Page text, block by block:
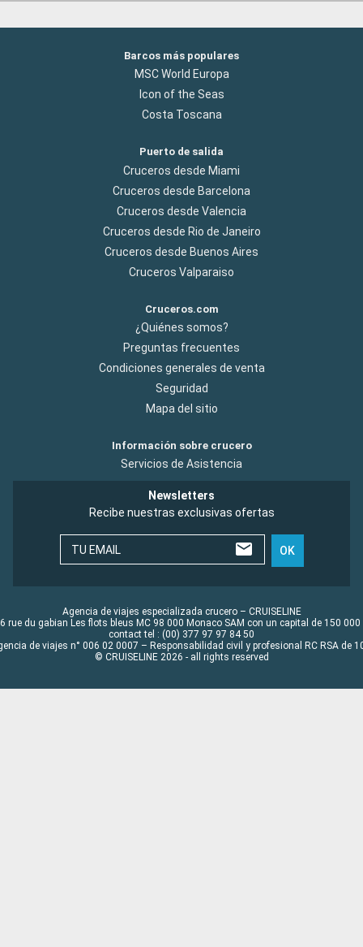
Barcos más populares
MSC World Europa
Icon of the Seas
Costa Toscana
Puerto de salida
Cruceros desde Miami
Cruceros desde Barcelona
Cruceros desde Valencia
Cruceros desde Rio de Janeiro
Cruceros desde Buenos Aires
Cruceros Valparaiso
Cruceros.com
¿Quiénes somos?
Preguntas frecuentes
Condiciones generales de venta
Seguridad
Mapa del sitio
Información sobre crucero
Servicios de Asistencia
Newsletters
Recibe nuestras exclusivas ofertas
TU EMAIL OK
Agencia de viajes especializada crucero – CRUISELINE
rue du gabian Les flots bleus MC 98 000 Monaco SAM con un capital de 150 000
contact tel : (00) 377 97 97 84 50
de viajes n° 006 02 0007 – Responsabilidad civil y profesional RC RSA de
© CRUISELINE 2026 - all rights reserved